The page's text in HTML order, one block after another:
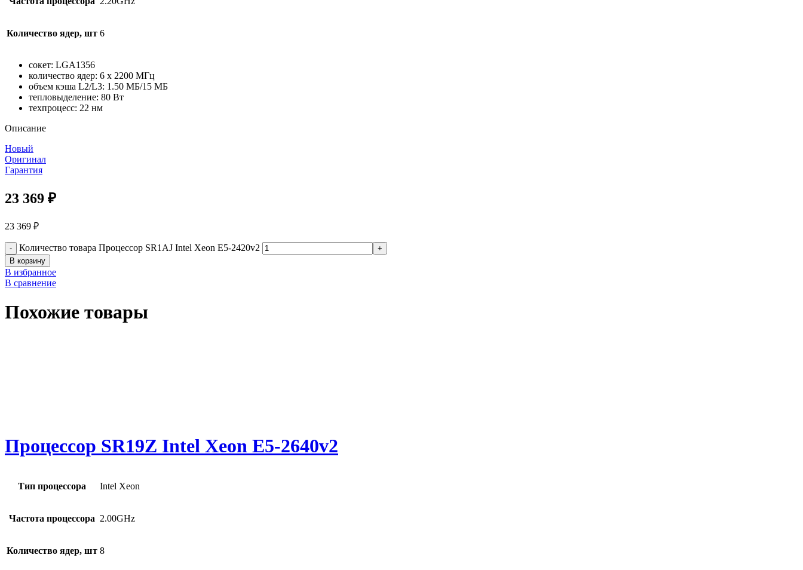
Количество ядер, шт 6
сокет: LGA1356
количество ядер: 6 x 2200 МГц
объем кэша L2/L3: 1.50 МБ/15 МБ
тепловыделение: 80 Вт
техпроцесс: 22 нм
Описание
Новый
Оригинал
Гарантия
23 369 ₽
23 369 ₽
Количество товара Процессор SR1AJ Intel Xeon E5-2420v2
В корзину
В избранное
В сравнение
Похожие товары
Процессор SR19Z Intel Xeon E5-2640v2
Тип процессора Intel Xeon
Частота процессора 2.00GHz
Количество ядер, шт 8